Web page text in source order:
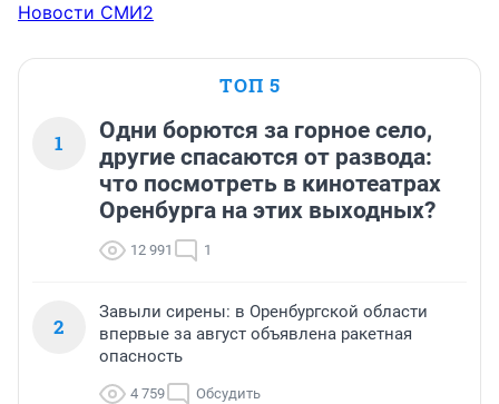
Новости СМИ2
ТОП 5
1
Одни борются за горное село,
другие спасаются от развода:
что посмотреть в кинотеатрах
Оренбурга на этих выходных?
12 991 1
2
Завыли сирены: в Оренбургской области
впервые за август объявлена ракетная
опасность
4 759 Обсудить